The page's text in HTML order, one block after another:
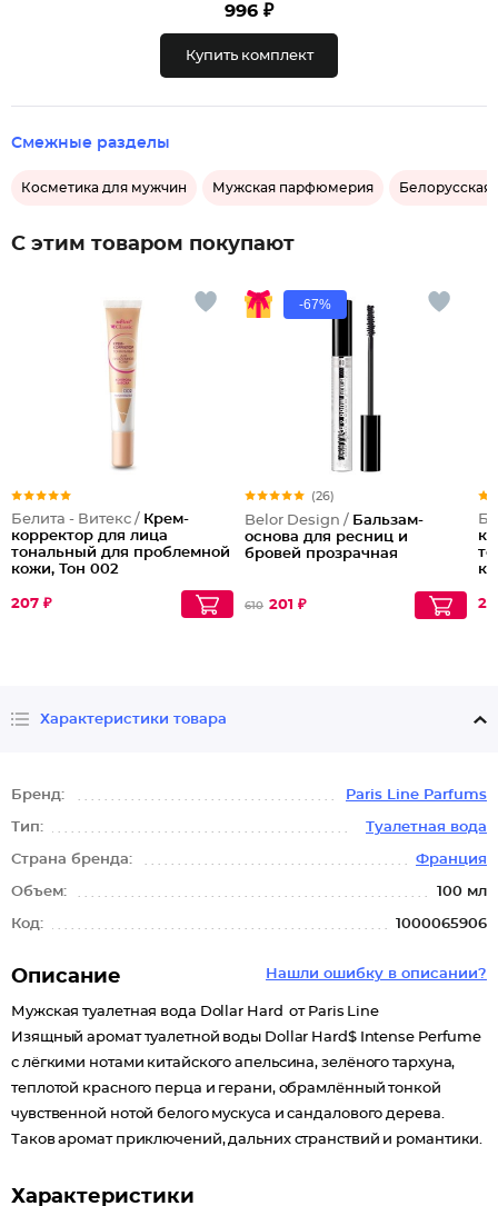
996 ₽
Купить комплект
Смежные разделы
Косметика для мужчин Мужская парфюмерия Белорусская
С этим товаром покупают
Белита - Витекс / Крем-
корректор для лица
тональный для проблемной
кожи, Тон 002
207 ₽
-67%
(26)
Belor Design / Бальзам-
основа для ресниц и
бровей прозрачная
610 201 ₽
Характеристики товара
Бренд: Paris Line Parfums
Тип: Туалетная вода
Страна бренда: Франция
Объем: 100 мл
Код: 1000065906
Нашли ошибку в описании?
Описание
Мужская туалетная вода Dollar Hard от Paris Line
Изящный аромат туалетной воды Dollar Hard$ Intense Perfume
с лёгкими нотами китайского апельсина, зелёного тархуна,
теплотой красного перца и герани, обрамлённый тонкой
чувственной нотой белого мускуса и сандалового дерева.
Таков аромат приключений, дальних странствий и романтики.
Характеристики